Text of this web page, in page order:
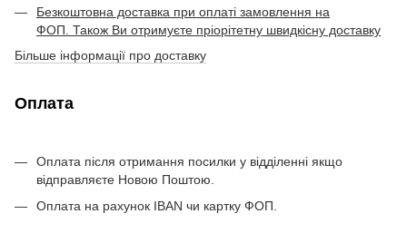
Безкоштовна доставка при оплаті замовлення на
ФОП. Також Ви отримуєте пріорітетну швидкісну доставку
Більше інформації про доставку
Оплата
Оплата після отримання посилки у відділенні якщо
відправляєте Новою Поштою.
Оплата на рахунок IBAN чи картку ФОП.